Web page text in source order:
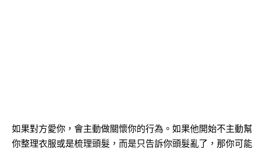
如果對方愛你，會主動做關懷你的行為。如果他開始不主動幫
你整理衣服或是梳理頭髮，而是只告訴你頭髮亂了，那你可能